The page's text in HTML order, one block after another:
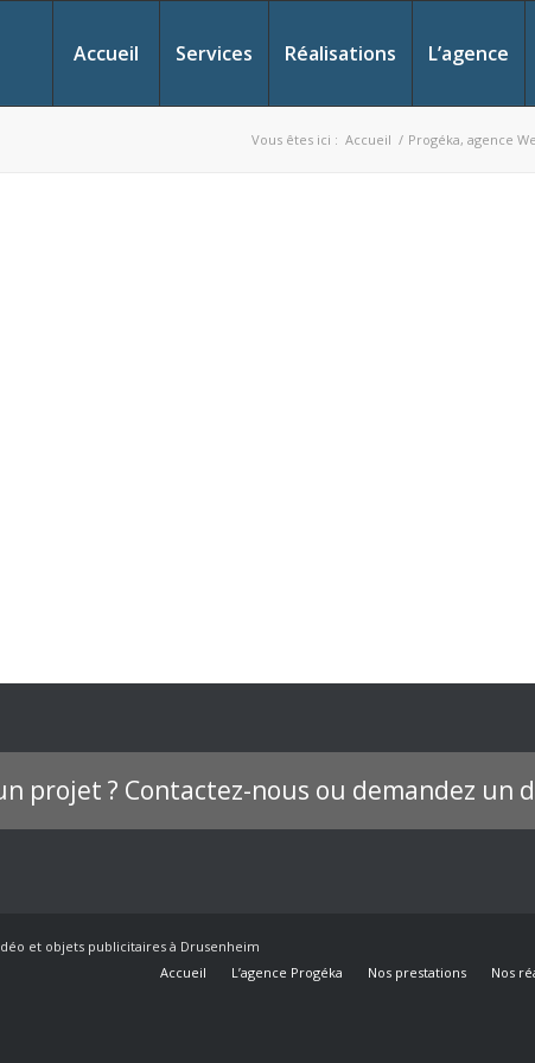
Accueil Services Réalisations L’agence
Vous êtes ici : Accueil / Progéka, agence
projet ? Contactez-nous ou demandez un
et objets publicitaires à Drusenheim
Accueil
L’agence Progéka Nos prestations Nos